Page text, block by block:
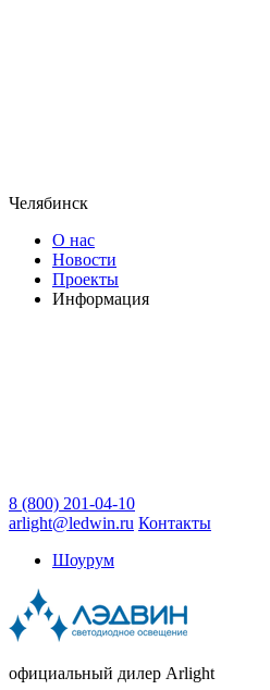
Челябинск
О нас
Новости
Проекты
Информация
8 (800) 201-04-10
arlight@ledwin.ru Контакты
Шоурум
официальный дилер Arlight